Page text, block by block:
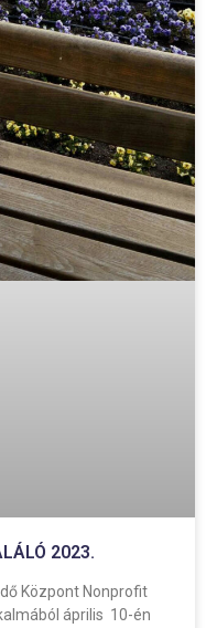
2023.
Központ Nonprofit
április 10-én